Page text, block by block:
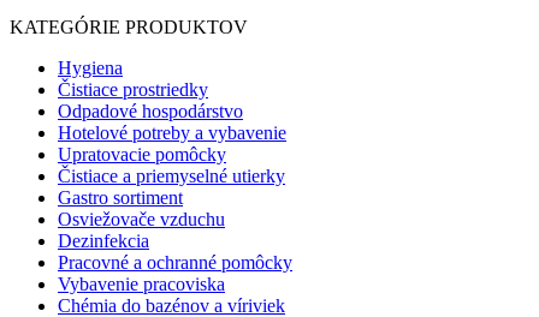
KATEGÓRIE PRODUKTOV
Hygiena
Čistiace prostriedky
Odpadové hospodárstvo
Hotelové potreby a vybavenie
Upratovacie pomôcky
Čistiace a priemyselné utierky
Gastro sortiment
Osviežovače vzduchu
Dezinfekcia
Pracovné a ochranné pomôcky
Vybavenie pracoviska
Chémia do bazénov a víriviek